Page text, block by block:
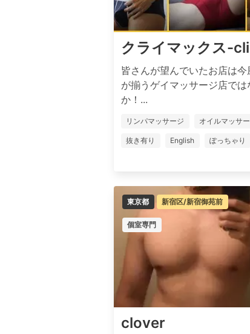
クライマックス-
皆さんが望んでいたお店は今
が揃うゲイマッサージ店では
か！...
リンパマッサージ オイルマッサ
抜き有り English ぽっちゃり
東京都 新宿区/新宿御苑前
個室専門
clover